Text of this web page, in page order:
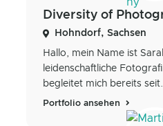
Diversity of
Hohndorf, Sachsen
Hallo, mein Name ist
leidenschaftliche
begleitet mich bereits
Portfolio ansehen